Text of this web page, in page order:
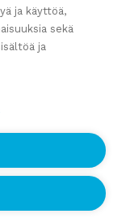
takana
ja käyttöä,
sekä
ja